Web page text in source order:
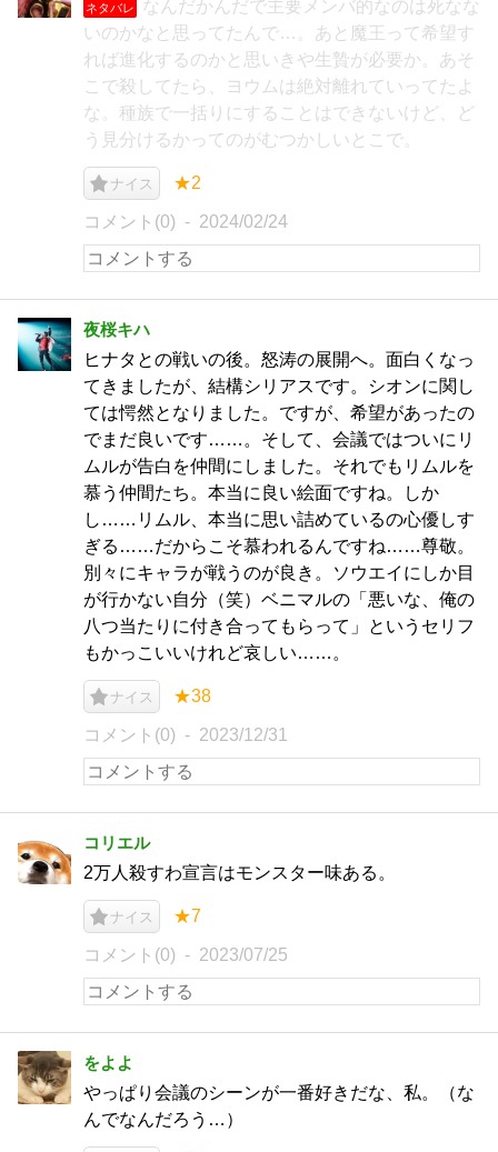
ネタバレ
なんだかんだで主要メンバ的なのは死なな
いのかなと思ってたんで…。あと魔王って希望す
れば進化するのかと思いきや生贄が必要か。あそ
こで殺してたら、ヨウムは絶対離れていってたよ
な。種族で一括りにすることはできないけど、ど
う見分けるかってのがむつかしいとこで。
ナイス ★2
コメント(0) 2024/02/24
夜桜キハ
ヒナタとの戦いの後。怒涛の展開へ。面白くなっ
てきましたが、結構シリアスです。シオンに関し
ては愕然となりました。ですが、希望があったの
でまだ良いです……。そして、会議ではついにリ
ムルが告白を仲間にしました。それでもリムルを
慕う仲間たち。本当に良い絵面ですね。しか
し……リムル、本当に思い詰めているの心優しす
ぎる……だからこそ慕われるんですね……尊敬。
別々にキャラが戦うのが良き。ソウエイにしか目
が行かない自分（笑）ベニマルの「悪いな、俺の
八つ当たりに付き合ってもらって」というセリフ
もかっこいいけれど哀しい……。
ナイス ★38
コメント(0) 2023/12/31
コリエル
2万人殺すわ宣言はモンスター味ある。
ナイス ★7
コメント(0) 2023/07/25
をよよ
やっぱり会議のシーンが一番好きだな、私。（な
んでなんだろう…）